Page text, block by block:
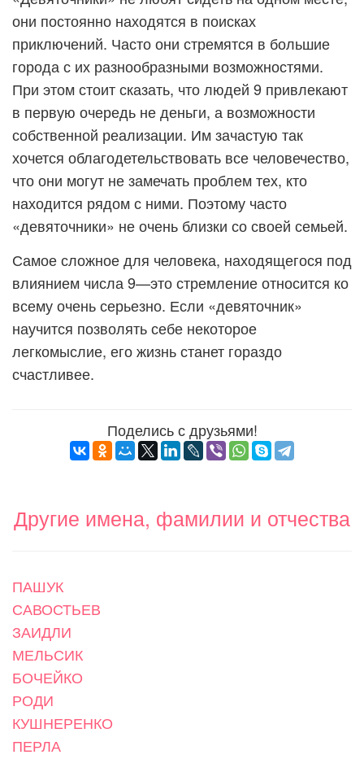
они постоянно находятся в поисках
приключений. Часто они стремятся в большие
города с их разнообразными возможностями.
При этом стоит сказать, что людей 9 привлекают
в первую очередь не деньги, а возможности
собственной реализации. Им зачастую так
хочется облагодетельствовать все человечество,
что они могут не замечать проблем тех, кто
находится рядом с ними. Поэтому часто
«девяточники» не очень близки со своей семьей.
Самое сложное для человека, находящегося под
влиянием числа 9—это стремление относится ко
всему очень серьезно. Если «девяточник»
научится позволять себе некоторое
легкомыслие, его жизнь станет гораздо
счастливее.
Поделись с друзьями!
Другие имена, фамилии и отчества
ПАШУК
САВОСТЬЕВ
ЗАИДЛИ
МЕЛЬСИК
БОЧЕЙКО
РОДИ
КУШНЕРЕНКО
ПЕРЛА